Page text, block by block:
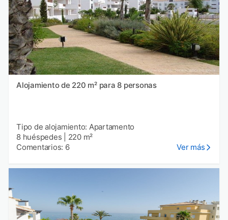
Alojamiento de 220 m² para 8 personas
Tipo de alojamiento: Apartamento
8 huéspedes
220 m²
Comentarios: 6
Ver más